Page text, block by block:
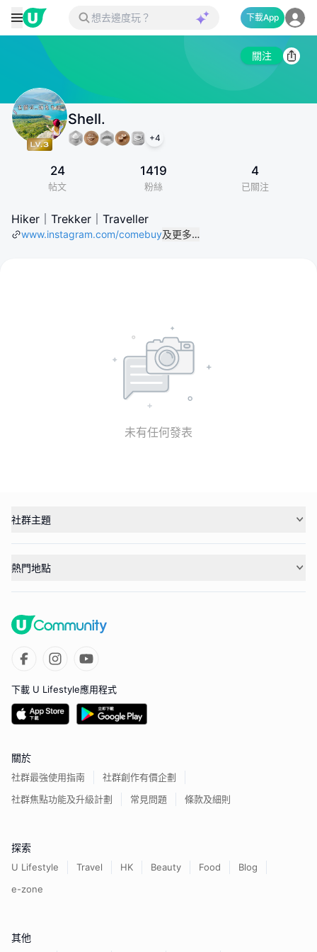
下載App
關注
Shell.
+4
24
帖文
1419
粉絲
4
已關注
Hiker｜Trekker｜Traveller
www.instagram.com/comebuy及更多…
未有任何發表
社群主題
熱門地點
下載 U Lifestyle應用程式
關於
社群最強使用指南
社群創作有價企劃
社群焦點功能及升級計劃
常見問題 條款及細則
探索
U Lifestyle Travel HK Beauty Food
Blog
e-zone
其他